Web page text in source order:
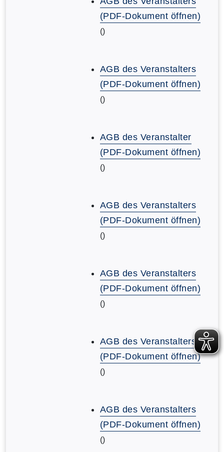
(PDF-Dokument öffnen)
()
AGB des Veranstalters
(PDF-Dokument öffnen)
()
AGB des Veranstalter
(PDF-Dokument öffnen)
()
AGB des Veranstalters
(PDF-Dokument öffnen)
()
AGB des Veranstalters
(PDF-Dokument öffnen)
()
AGB des Veranstalters
(PDF-Dokument öffnen)
()
AGB des Veranstalters
(PDF-Dokument öffnen)
()